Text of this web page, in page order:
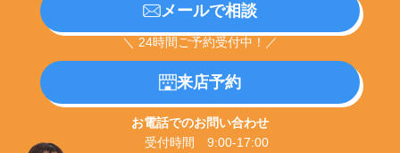
メールで相談
＼ 24時間ご予約受付中！／
来店予約
お電話でのお問い合わせ
受付時間 9:00-17:00